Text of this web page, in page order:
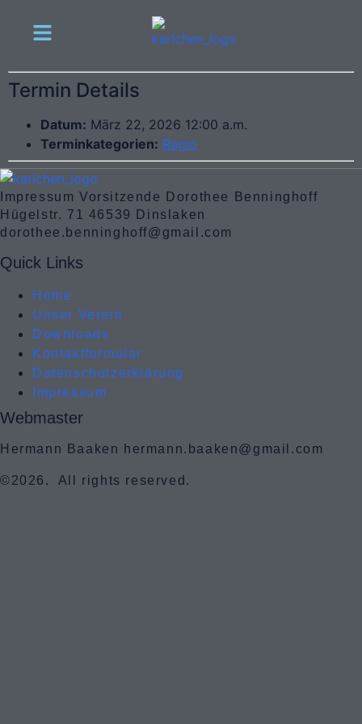
Termin Details
Datum: März 22, 2026 12:00 a.m.
Terminkategorien: Regio
Impressum Vorsitzende Dorothee Benninghoff
Hügelstr. 71 46539 Dinslaken
dorothee.benninghoff@gmail.com
Quick Links
Home
Unser Verein
Downloads
Kontaktformular
Datenschutzerklärung
Impressum
Webmaster
Hermann Baaken hermann.baaken@gmail.com
©2026. All rights reserved.